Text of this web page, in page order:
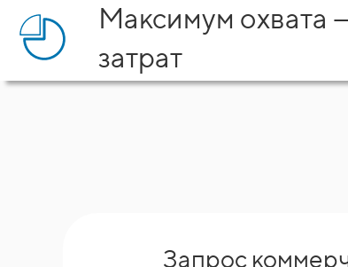
Максимум охвата
затрат
Запрос